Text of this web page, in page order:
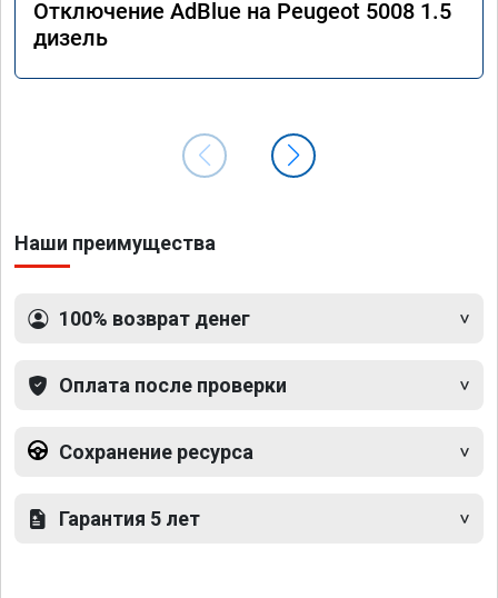
Отключение AdBlue на Peugeot 5008 1.5
дизель
Наши преимущества
100% возврат денег
Оплата после проверки
Сохранение ресурса
Гарантия 5 лет